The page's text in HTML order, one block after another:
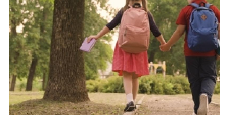
Mana programma
Festivāls
Programma
Arhīvs
Viņi bija LAMPĀ 2026